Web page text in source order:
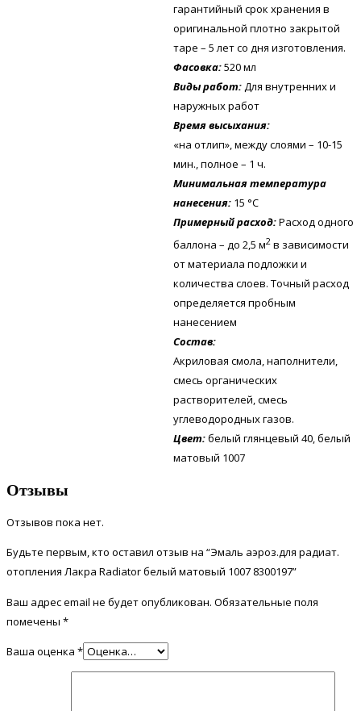
гарантийный срок хранения в
оригинальной плотно закрытой
таре – 5 лет со дня изготовления.
Фасовка:520 мл
Виды работ:Для внутренних и
наружных работ
Время высыхания:
«на отлип», между слоями – 10-15
мин., полное – 1 ч.
Минимальная температура
нанесения: 15 °C
Примерный расход:Расход одного
баллона – до 2,5 м2 в зависимости
от материала подложки и
количества слоев. Точный расход
определяется пробным
нанесением
Состав:
Акриловая смола, наполнители,
смесь органических
растворителей, смесь
углеводородных газов.
Цвет:белый глянцевый 40, белый
матовый 1007
Отзывы
Отзывов пока нет.
Будьте первым, кто оставил отзыв на “Эмаль аэроз.для радиат.
отопления Лакра Radiator белый матовый 1007 8300197”
Ваш адрес email не будет опубликован. Обязательные поля
помечены *
Ваша оценка *